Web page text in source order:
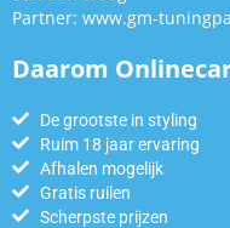
Partner: www.gm-
Daarom
De grootste in styling
Ruim 18 jaar ervaring
Afhalen mogelijk
Gratis ruilen
Scherpste prijzen